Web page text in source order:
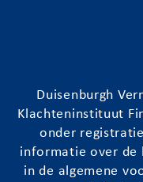
Duisenburgh
Klachteninstituut
onder
informatie over de
in de algemene